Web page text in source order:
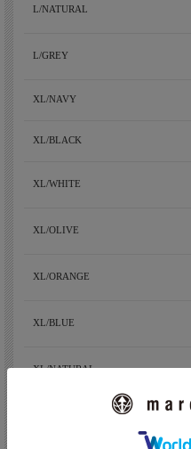
L/NATURAL
L/GREY
XL/NAVY
XL/BLACK
XL/WHITE
XL/OLIVE
XL/ORANGE
XL/BLUE
XL/NATURAL